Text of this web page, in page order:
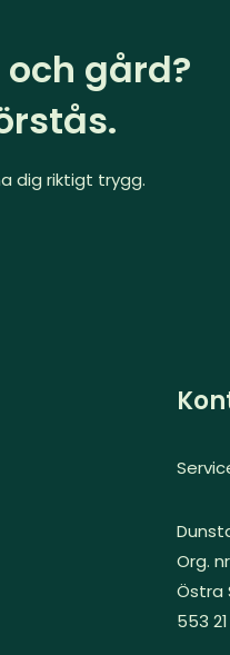
gård?
dig riktigt trygg.
Org.
Östra
553